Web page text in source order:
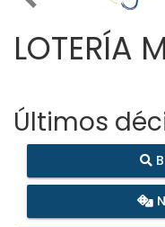
Imagen anterior
LOTERÍA
Últimos